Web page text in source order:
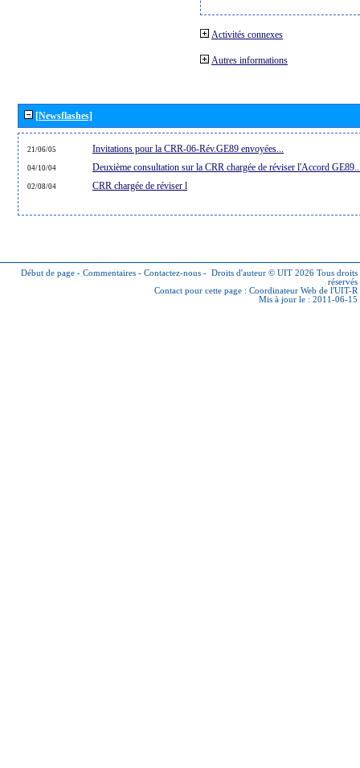
Activités connexes
Autres informations
[Newsflashes]
21/06/05 Invitations pour la CRR-06-Rév.GE89 envoyées...
04/10/04 Deuxième consultation sur la CRR chargée de réviser l'Accord
02/08/04 CRR chargée de réviser l
Début de page - Commentaires - Contactez-nous - Droits d'auteur © UIT 2026 Tous droits
réservés
Contact pour cette page : Coordinateur Web de l'UIT-R
Mis à jour le : 2011-06-15